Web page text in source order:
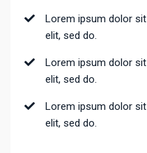
Lorem ipsum dolor
elit, sed do.
Lorem ipsum dolor
elit, sed do.
Lorem ipsum dolor
elit, sed do.